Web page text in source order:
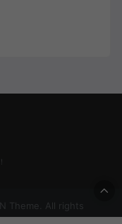
Theme. All rights